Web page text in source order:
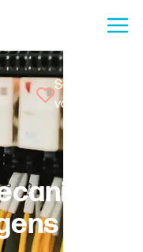
Save
vacancy